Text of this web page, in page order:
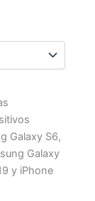
Galaxy S6,
Galaxy
y iPhone